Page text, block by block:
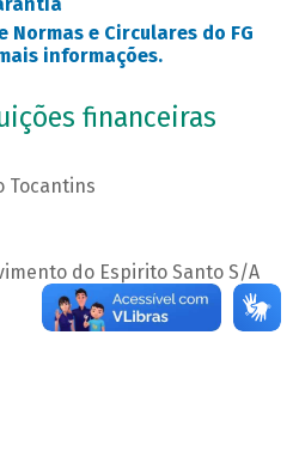
Normas e Circulares do FG
informações.
financeiras
Tocantins
do Espirito Santo S/A